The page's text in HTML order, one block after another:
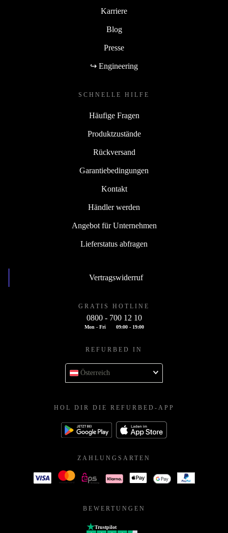
Karriere
Blog
Presse
↪ Engineering
SCHNELLE HILFE
Häufige Fragen
Produktzustände
Rückversand
Garantiebedingungen
Kontakt
Händler werden
Angebot für Unternehmen
Lieferstatus abfragen
Vertragswiderruf
GRATIS HOTLINE
0800 - 700 12 10
Mon - Fri 09:00 - 19:00
REFURBED IN
Österreich
HOL DIR DIE REFURBED-APP
ZAHLUNGSARTEN
BEWERTUNGEN
Trustpilot